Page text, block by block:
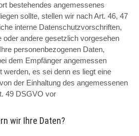
bestehendes angemessenes
sollte, stellen wir nach Art. 46, 47
interne Datenschutzvorschriften,
oder andere gesetzlich vorgesehen
personenbezogenen Daten,
dem Empfänger angemessen
werden, es sei denn es liegt eine
der Einhaltung des angemessenen
49 DSGVO vor
wir Ihre Daten?